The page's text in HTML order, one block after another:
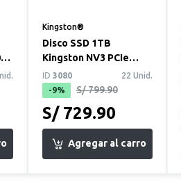
Kingston®
Disco SSD 1TB
Kingston NV3 PCIe
Gen4 M.2 Para PC y
laptop
ID 3080
22 Unid.
-9%
S/ 799.90
S/ 729.90